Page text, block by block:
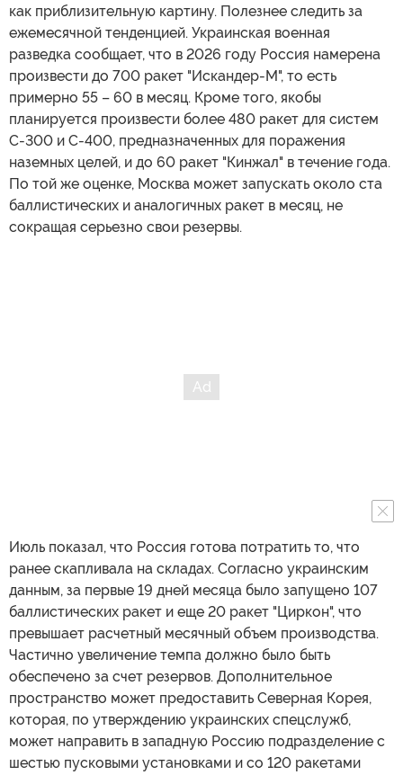
как приблизительную картину. Полезнее следить за
ежемесячной тенденцией. Украинская военная
разведка сообщает, что в 2026 году Россия намерена
произвести до 700 ракет "Искандер-М", то есть
примерно 55 – 60 в месяц. Кроме того, якобы
планируется произвести более 480 ракет для систем
С-300 и С-400, предназначенных для поражения
наземных целей, и до 60 ракет "Кинжал" в течение года.
По той же оценке, Москва может запускать около ста
баллистических и аналогичных ракет в месяц, не
сокращая серьезно свои резервы.
Июль показал, что Россия готова потратить то, что
ранее скапливала на складах. Согласно украинским
данным, за первые 19 дней месяца было запущено 107
баллистических ракет и еще 20 ракет "Циркон", что
превышает расчетный месячный объем производства.
Частично увеличение темпа должно было быть
обеспечено за счет резервов. Дополнительное
пространство может предоставить Северная Корея,
которая, по утверждению украинских спецслужб,
может направить в западную Россию подразделение с
шестью пусковыми установками и со 120 ракетами